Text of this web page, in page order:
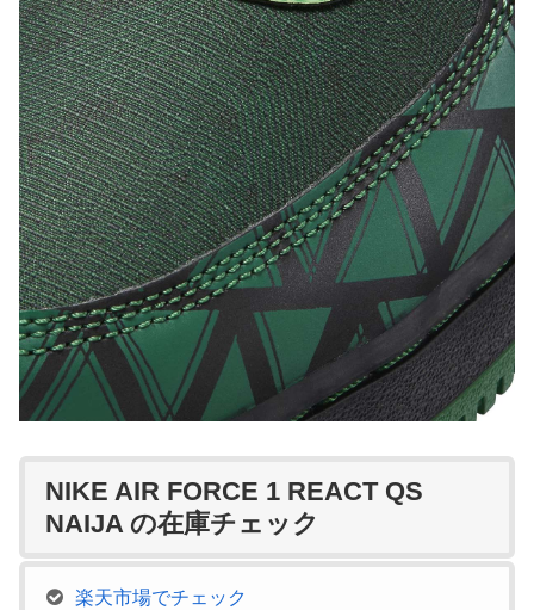
NIKE AIR FORCE 1 REACT QS
NAIJA の在庫チェック
楽天市場でチェック